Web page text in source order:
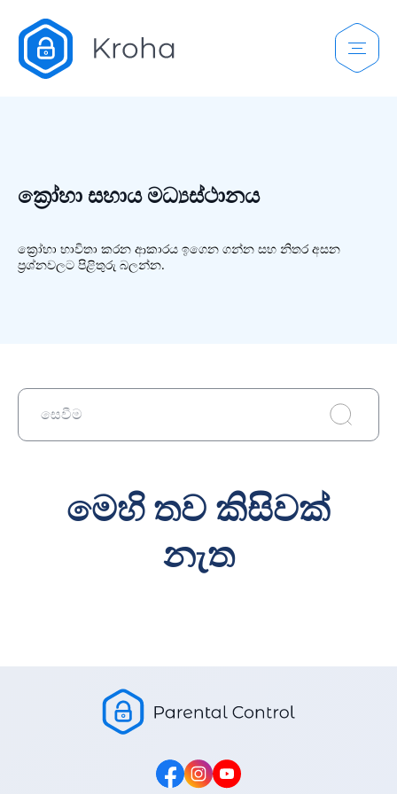
ක්‍රෝහා සහාය මධ්‍යස්ථානය
ක්‍රෝහා භාවිතා කරන ආකාරය ඉගෙන ගන්න සහ නිතර අසන
ප්‍රශ්නවලට පිළිතුරු බලන්න.
සෙවීම
මෙහි තව කිසිවක්
නැත